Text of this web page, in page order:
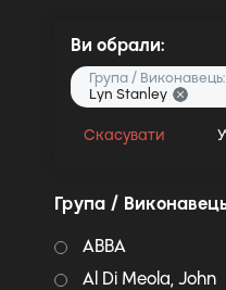
Ви обрали:
Група / Виконавець:
Lyn Stanley
Скасувати
Група /
ABBA
Al Di Meola, John